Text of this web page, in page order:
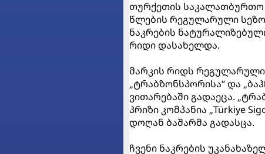
თურქეთის საკალათბურთო
წლების რეგულარული
ნაკრების
რიდი დასახელდა.
მარკის რიდს
„ტრაბზონსპორისა“ და
ვითარებაში გადაეცა.
პრიზი კომპანია „Türkiye
დოღან ბაშარმა გადასცა.
ჩვენი ნაკრების